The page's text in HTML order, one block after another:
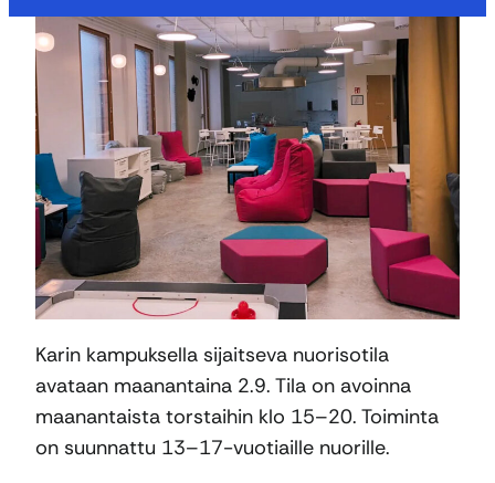
Karin kampuksella sijaitseva nuorisotila
avataan maanantaina 2.9. Tila on avoinna
maanantaista torstaihin klo 15–20. Toiminta
on suunnattu 13–17-vuotiaille nuorille.